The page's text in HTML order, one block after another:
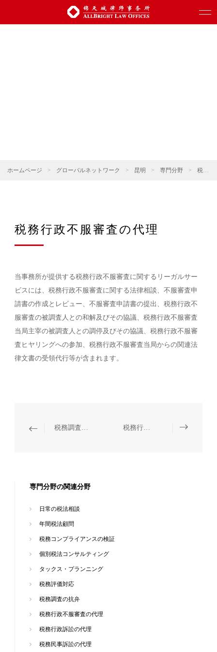
ホームページ > グローバルネットワーク > 昆明 > 専門分野 > 税法
税務行政不服審査の代理
当事務所が提供する税務行政不服審査に関するリーガルサー
ビスには、税務行政不服審査に関する法律相談、不服審査申
請書の作成とレビュー、不服審査申請書の提出、税務行政不
服審査の被調査人との和解及びその協議、税務行政不服審査
当局主宰の被調査人との調停及びその協議、税務行政不服審
査ヒヤリングへの参加、税務行政不服審査当局からの関連法
律文書の受領代行等が含まれます。
税務調査の抗弁 税務行政訴訟の代理
専門分野の関連分野
日常の税法相談
年間税法顧問
税務コンプライアンスの検証
個別税法コンサルティング
タックス・プランニング
税務評価対応
税務調査の抗弁
税務行政不服審査の代理
税務行政訴訟の代理
税務民事訴訟の代理